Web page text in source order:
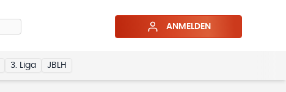
ANMELDEN
3. Liga JBLH